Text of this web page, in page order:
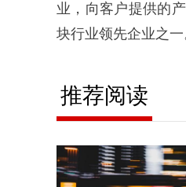
业，向客户提供的
块行业领先企业之一
推荐阅读